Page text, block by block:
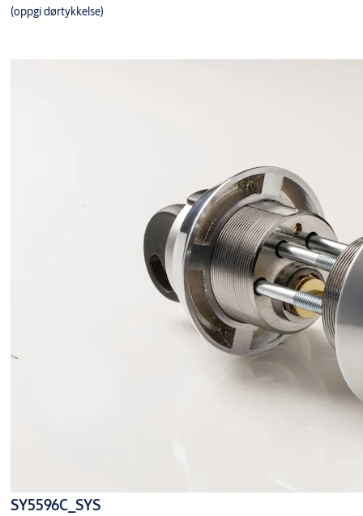
(oppgi dørtykkelse)
SY5596C_SYS